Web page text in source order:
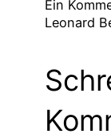
Ein
Leonard